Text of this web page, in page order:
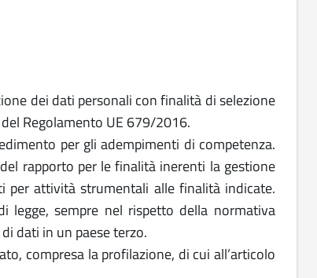
dei dati personali con finalità di selezione
Regolamento UE 679/2016.
per gli adempimenti di competenza.
rapporto per le finalità inerenti la gestione
per attività strumentali alle finalità indicate.
legge, sempre nel rispetto della normativa
dati in un paese terzo.
compresa la profilazione, di cui all’articolo